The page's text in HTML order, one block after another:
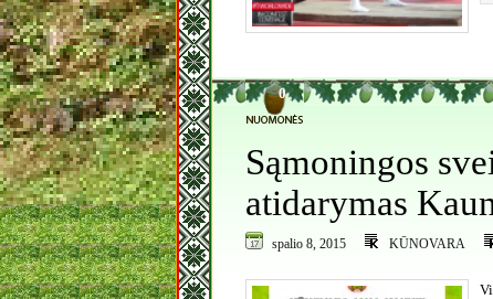
0
Sąmoningos
atidarymas
spalio 8, 2015 KŪNOVARA